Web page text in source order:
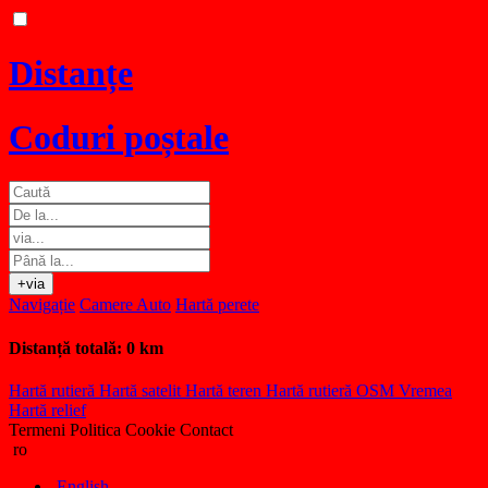
Distanțe
Coduri poștale
+via
Navigație Camere Auto Hartă perete
Distanță totală: 0 km
Hartă rutieră Hartă satelit Hartă teren Hartă rutieră OSM Vremea
Hartă relief
Termeni Politica Cookie Contact
ro